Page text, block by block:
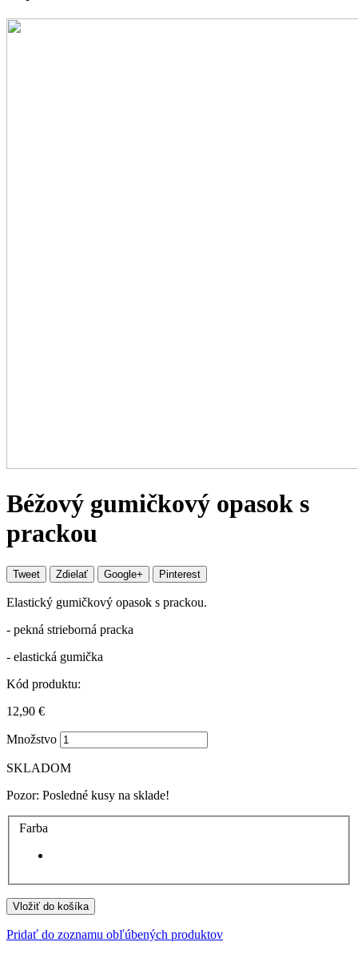
Béžový gumičkový opasok s
prackou
Tweet Zdielať Google+ Pinterest
Elastický gumičkový opasok s prackou.
- pekná strieborná pracka
- elastická gumička
Kód produktu:
12,90 €
Množstvo
SKLADOM
Pozor: Posledné kusy na sklade!
Farba
Vložiť do košíka
Pridať do zoznamu obľúbených produktov